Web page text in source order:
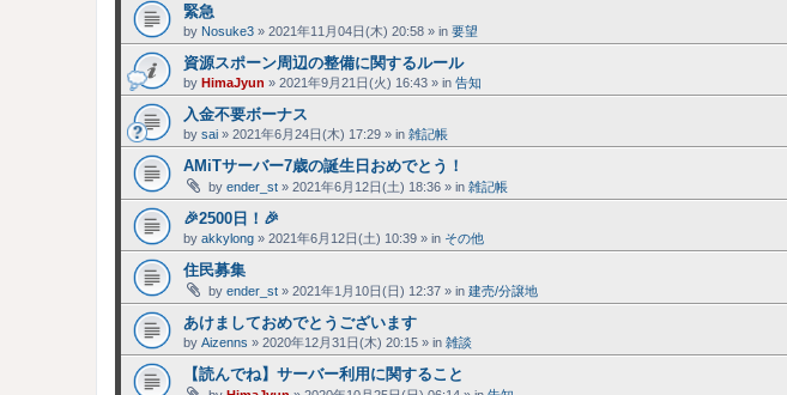
緊急
by Nosuke3 » 2021年11月04日(木) 20:58 » in 要望
資源スポーン周辺の整備に関するルール
by HimaJyun » 2021年9月21日(火) 16:43 » in 告知
入金不要ボーナス
by sai » 2021年6月24日(木) 17:29 » in 雑記帳
AMiTサーバー7歳の誕生日おめでとう！
by ender_st » 2021年6月12日(土) 18:36 » in 雑記帳
🎉2500日！🎉
by akkylong » 2021年6月12日(土) 10:39 » in その他
住民募集
by ender_st » 2021年1月10日(日) 12:37 » in 建売/分譲地
あけましておめでとうございます
by Aizenns » 2020年12月31日(木) 20:15 » in 雑談
【読んでね】サーバー利用に関すること